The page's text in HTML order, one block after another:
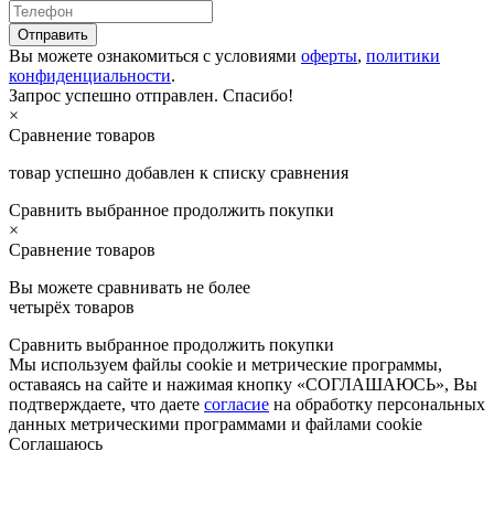
Вы можете ознакомиться с условиями оферты, политики
конфиденциальности.
Запрос успешно отправлен. Спасибо!
×
Сравнение товаров
товар успешно добавлен к списку сравнения
Сравнить выбранное продолжить покупки
×
Сравнение товаров
Вы можете сравнивать не более
четырёх товаров
Сравнить выбранное продолжить покупки
Мы используем файлы cookie и метрические программы,
оставаясь на сайте и нажимая кнопку «СОГЛАШАЮСЬ», Вы
подтверждаете, что даете согласие на обработку персональных
данных метрическими программами и файлами cookie
Соглашаюсь